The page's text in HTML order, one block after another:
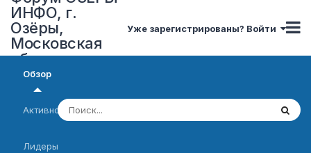
ИНФО, г.
Озёры,
Московская
область
Уже зарегистрированы? Войти
Обзор
Активность
Лидеры